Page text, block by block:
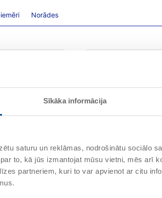
Sīkāka informācija
saturu un reklāmas, nodrošinātu sociālo
to, kā jūs izmantojat mūsu vietni, mēs arī
partneriem, kuri to var apvienot ar citu
Norādes
Paaugstināta
Agrīna ūdens
Atbalsta izolācijas
pārklājumiem